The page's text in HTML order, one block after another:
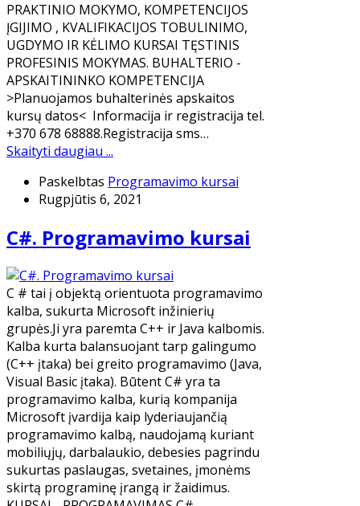
PRAKTINIO MOKYMO, KOMPETENCIJOS
ĮGIJIMO , KVALIFIKACIJOS TOBULINIMO,
UGDYMO IR KĖLIMO KURSAI TĘSTINIS
PROFESINIS MOKYMAS. BUHALTERIO -
APSKAITININKO KOMPETENCIJA
>Planuojamos buhalterinės apskaitos
kursų datos< Informacija ir registracija tel.
+370 678 68888.Registracija sms…
Skaityti daugiau ...
Paskelbtas Programavimo kursai
Rugpjūtis 6, 2021
C#. Programavimo kursai
​C # tai į objektą orientuota programavimo
kalba, sukurta Microsoft inžinierių
grupės.Ji yra paremta C++ ir Java kalbomis.
Kalba kurta balansuojant tarp galingumo
(C++ įtaka) bei greito programavimo (Java,
Visual Basic įtaka). Būtent C# yra ta
programavimo kalba, kurią kompanija
Microsoft įvardija kaip lyderiaujančią
programavimo kalbą, naudojamą kuriant
mobiliųjų, darbalaukio, debesies pagrindu
sukurtas paslaugas, svetaines, įmonėms
skirtą programinę įrangą ir žaidimus.